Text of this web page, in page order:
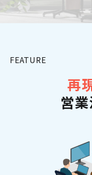
FEATURE
再
営